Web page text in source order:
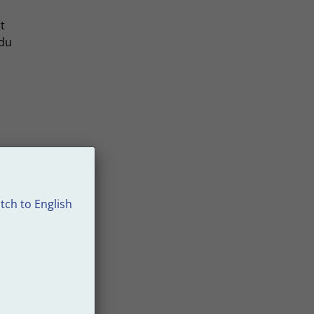
to English